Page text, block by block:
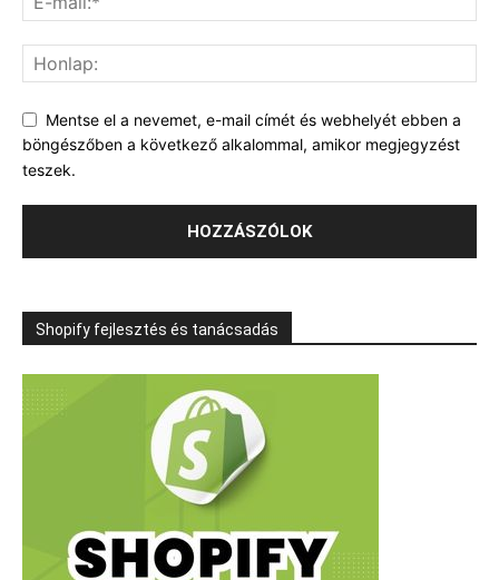
Mentse el a nevemet, e-mail címét és webhelyét ebben a
böngészőben a következő alkalommal, amikor megjegyzést
teszek.
Shopify fejlesztés és tanácsadás